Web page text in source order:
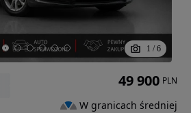
1 / 6
49 900 PLN
W granicach średniej